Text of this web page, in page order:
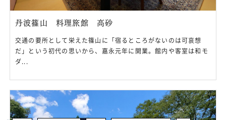
丹波篠山 料理旅館 高砂
交通の要所として栄えた篠山に「宿るところがないのは可哀想
だ」という初代の思いから、嘉永元年に開業。館内や客室は和モ
ダ...